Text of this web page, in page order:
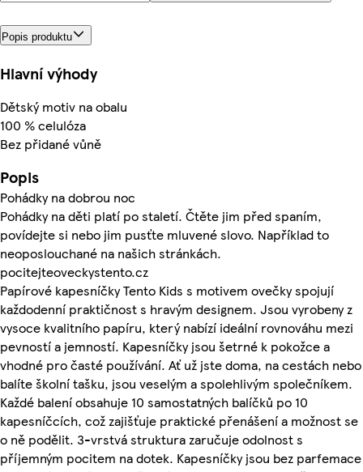
Popis produktu
Hlavní výhody
Dětský motiv na obalu
100 % celulóza
Bez přidané vůně
Popis
Pohádky na dobrou noc
Pohádky na děti platí po staletí. Čtěte jim před spaním,
povídejte si nebo jim pusťte mluvené slovo. Například to
neoposlouchané na našich stránkách.
pocitejteoveckystento.cz
Papírové kapesníčky Tento Kids s motivem ovečky spojují
každodenní praktičnost s hravým designem. Jsou vyrobeny z
vysoce kvalitního papíru, který nabízí ideální rovnováhu mezi
pevností a jemností. Kapesníčky jsou šetrné k pokožce a
vhodné pro časté používání. Ať už jste doma, na cestách nebo
balíte školní tašku, jsou veselým a spolehlivým společníkem.
Každé balení obsahuje 10 samostatných balíčků po 10
kapesníčcích, což zajišťuje praktické přenášení a možnost se
o ně podělit. 3-vrstvá struktura zaručuje odolnost s
příjemným pocitem na dotek. Kapesníčky jsou bez parfemace